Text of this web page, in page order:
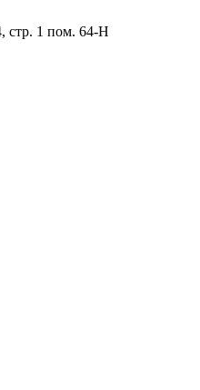
стр. 1 пом. 64-Н